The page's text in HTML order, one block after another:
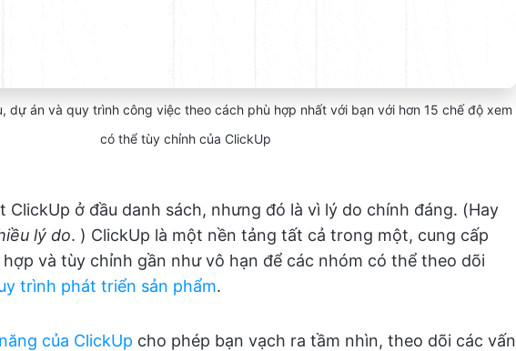
dự án và quy trình công việc theo cách phù hợp nhất với bạn với hơn 15 chế độ xem
có thể tùy chỉnh của ClickUp
ClickUp ở đầu danh sách, nhưng đó là vì lý do chính đáng. (Hay
lý do. ) ClickUp là một nền tảng tất cả trong một, cung cấp
và tùy chỉnh gần như vô hạn để các nhóm có thể theo dõi
trình phát triển sản phẩm.
của ClickUp cho phép bạn vạch ra tầm nhìn, theo dõi các vấn